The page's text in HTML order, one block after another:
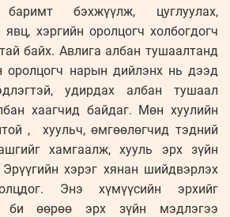
бэхжүүлж, цуглуулах,
хэргийн оролцогч холбогдогч
байх. Авлига албан тушаалтанд
оролцогч нарын дийлэнх нь дээд
удирдах албан тушаал
хаагчид байдаг. Мөн хуулийн
, хуульч, өмгөөлөгчид тэдний
хамгаалж, хууль эрх зүйн
хэрэг хянан шийдвэрлэх
Энэ хүмүүсийн эрхийг
би өөрөө эрх зүйн мэдлэгээ